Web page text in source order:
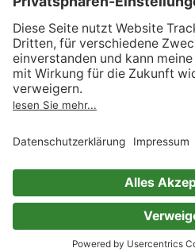
AGB
Informationen nach Data
Act
Verträge hier kündigen
Impressum
Immer ein